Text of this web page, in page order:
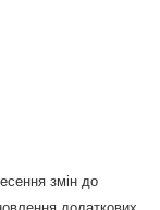
змін до